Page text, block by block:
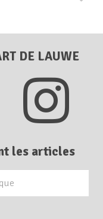
DE LAUWE
les articles